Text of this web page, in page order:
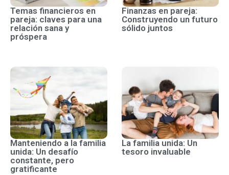
Temas financieros en
pareja: claves para una
relación sana y
próspera
Finanzas en pareja:
Construyendo un futuro
sólido juntos
Manteniendo a la familia
unida: Un desafío
constante, pero
gratificante
La familia unida: Un
tesoro invaluable